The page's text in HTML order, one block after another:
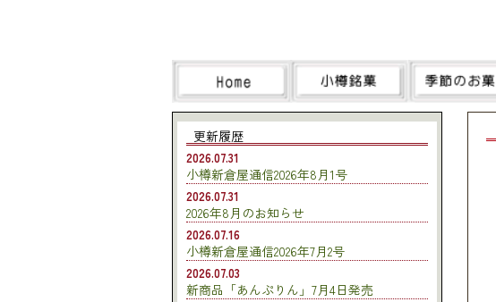
更新履歴
2026.07.31
小樽新倉屋通信2026年8月1号
2026.07.31
2026年8月のお知らせ
2026.07.16
小樽新倉屋通信2026年7月2号
2026.07.03
新商品「あんぷりん」7月4日発売